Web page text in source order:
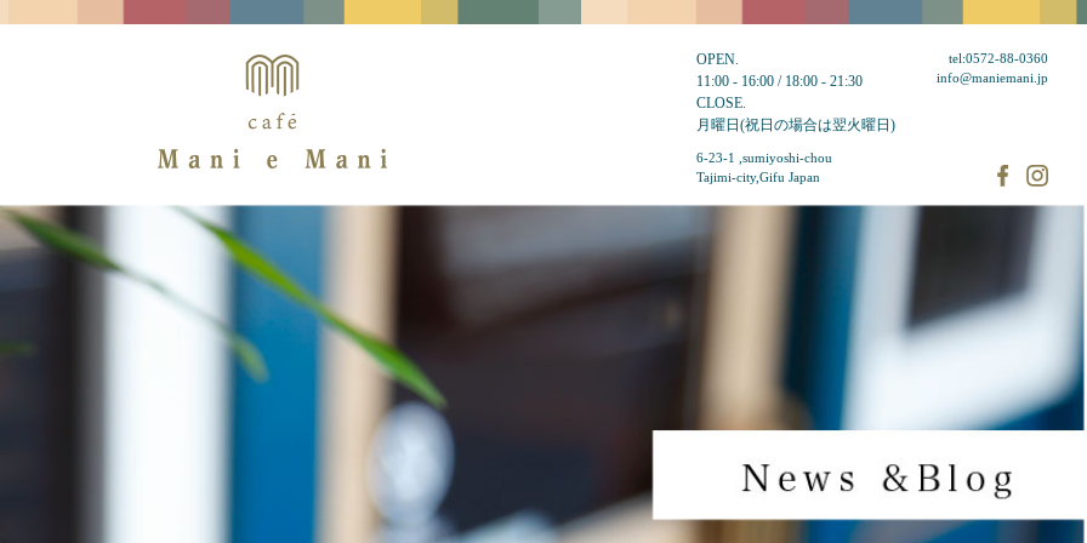
OPEN.
11:00 - 16:00 / 18:00 - 21:30
CLOSE.
月曜日(祝日の場合は翌火曜日)
6-23-1 ,sumiyoshi-chou
Tajimi-city,Gifu Japan
tel:0572-88-0360
info@maniemani.jp